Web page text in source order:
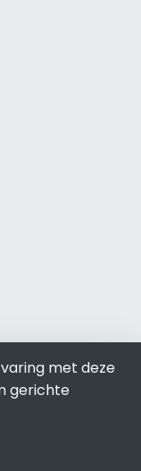
met deze
gerichte